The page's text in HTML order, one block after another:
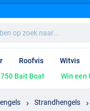
Roofvis Witvis
Bait Boat
Win een
Strandhengels